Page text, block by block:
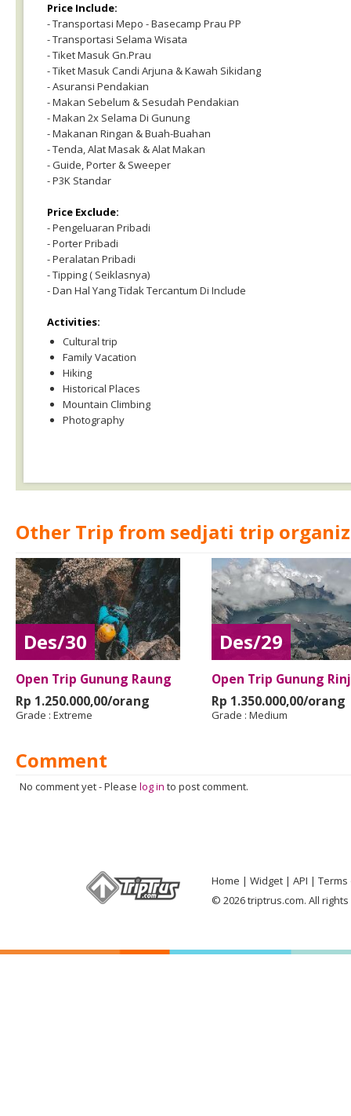
Price Include:
- Transportasi Mepo - Basecamp Prau PP
- Transportasi Selama Wisata
- Tiket Masuk Gn.Prau
- Tiket Masuk Candi Arjuna & Kawah Sikidang
- Asuransi Pendakian
- Makan Sebelum & Sesudah Pendakian
- Makan 2x Selama Di Gunung
- Makanan Ringan & Buah-Buahan
- Tenda, Alat Masak & Alat Makan
- Guide, Porter & Sweeper
- P3K Standar
Price Exclude:
- Pengeluaran Pribadi
- Porter Pribadi
- Peralatan Pribadi
- Tipping ( Seiklasnya)
- Dan Hal Yang Tidak Tercantum Di Include
Activities:
Cultural trip
Family Vacation
Hiking
Historical Places
Mountain Climbing
Photography
Other Trip from sedjati trip
Des/30
Open Trip Gunung Raung
Rp 1.250.000,00/orang
Grade : Extreme
Des/29
Open Trip Gunung
Rp 1.350.000,00/orang
Grade : Medium
Comment
No comment yet-Please log in to post comment.
Home Widget API
Terms
© 2026 triptrus.com. All